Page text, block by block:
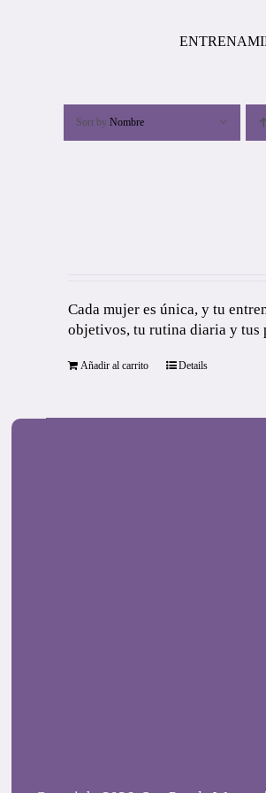
Sort by Nombre
Cada mujer es única, y tu
objetivos, tu rutina diaria y tus
Añadir al carrito Details